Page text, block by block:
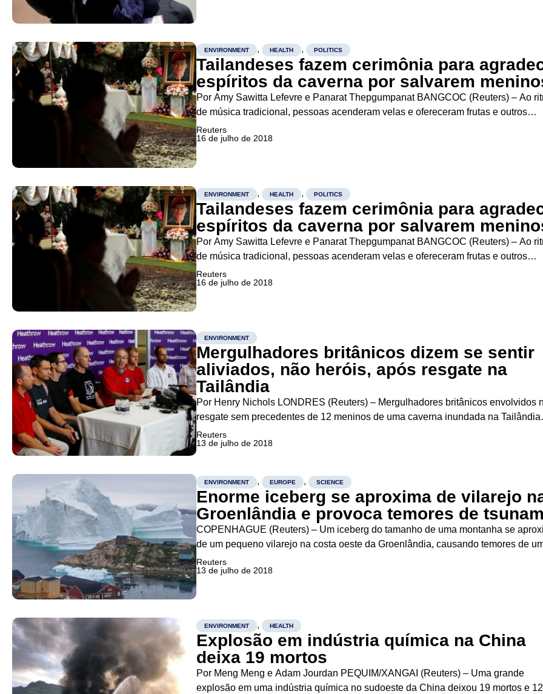
ENVIRONMENT , HEALTH , POLITICS
Tailandeses fazem cerimônia para
espíritos da caverna por salvarem
Por Amy Sawitta Lefevre e Panarat Thepgumpanat BANGCOC (Reuters) – Ao
de música tradicional, pessoas acenderam velas e ofereceram frutas e outros
alimentos perto de uma caverna nesta segunda-feira em uma cerimônia para
agradecer espíritos pelo resgate de um...
Reuters
16 de julho de 2018
ENVIRONMENT , HEALTH , POLITICS
Tailandeses fazem cerimônia para
espíritos da caverna por salvarem
Por Amy Sawitta Lefevre e Panarat Thepgumpanat BANGCOC (Reuters) – Ao
de música tradicional, pessoas acenderam velas e ofereceram frutas e outros
alimentos perto de uma caverna nesta segunda-feira em uma cerimônia para
agradecer espíritos pelo resgate de um...
Reuters
16 de julho de 2018
ENVIRONMENT
Mergulhadores britânicos dizem se sentir
aliviados, não heróis, após resgate na
Tailândia
Por Henry Nichols LONDRES (Reuters) – Mergulhadores britânicos envolvidos
resgate sem precedentes de 12 meninos de uma caverna inundada na Tailândia
disseram nesta sexta-feira que não são heróis, mas que estão simplesmente
por suas habilidades especializadas terem sido...
Reuters
13 de julho de 2018
ENVIRONMENT , EUROPE , SCIENCE
Enorme iceberg se aproxima de vilarejo
Groenlândia e provoca temores de
COPENHAGUE (Reuters) – Um iceberg do tamanho de uma montanha se
de um pequeno vilarejo na costa oeste da Groenlândia, causando temores de
tsunami que pode inundar o povoado. O iceberg ameaça casas construídas sobre
uma elevação rochosa...
Reuters
13 de julho de 2018
ENVIRONMENT , HEALTH
Explosão em indústria química na China
deixa 19 mortos
Por Meng Meng e Adam Jourdan PEQUIM/XANGAI (Reuters) – Uma grande
explosão em uma indústria química no sudoeste da China deixou 19 mortos e 12